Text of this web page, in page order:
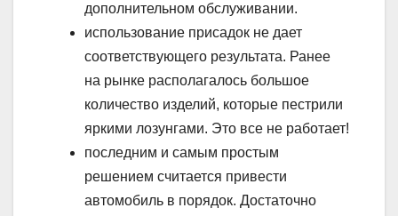
дополнительном обслуживании.
использование присадок не дает
соответствующего результата. Ранее
на рынке располагалось большое
количество изделий, которые пестрили
яркими лозунгами. Это все не работает!
последним и самым простым
решением считается привести
автомобиль в порядок. Достаточно